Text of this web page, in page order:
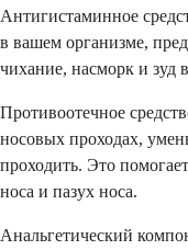
Антигистаминное
в вашем организме,
чихание, насморк и зуд в
Противоотечное
носовых проходах,
проходить. Это
носа и пазух носа.
Анальгетический